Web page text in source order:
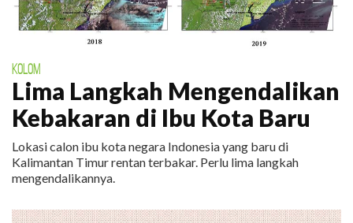
KOLOM
Lima Langkah Mengendalikan
Kebakaran di Ibu Kota Baru
Lokasi calon ibu kota negara Indonesia yang baru di
Kalimantan Timur rentan terbakar. Perlu lima langkah
mengendalikannya.